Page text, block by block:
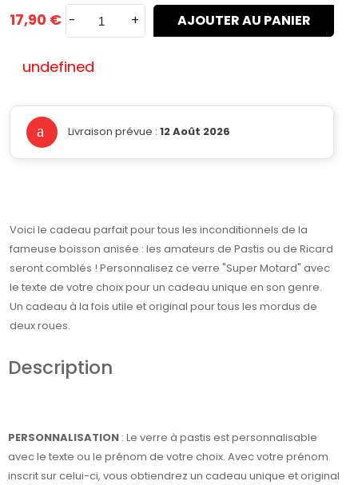
17,90 € - + AJOUTER AU PANIER
undefined
Livraison prévue : 12 Août 2026
Voici le cadeau parfait pour tous les inconditionnels de la
fameuse boisson anisée : les amateurs de Pastis ou de Ricard
seront comblés ! Personnalisez ce verre "Super Motard" avec
le texte de votre choix pour un cadeau unique en son genre.
Un cadeau à la fois utile et original pour tous les mordus de
deux roues.
Description
PERSONNALISATION : Le verre à pastis est personnalisable
avec le texte ou le prénom de votre choix. Avec votre prénom
inscrit sur celui-ci, vous obtiendrez un cadeau unique et original